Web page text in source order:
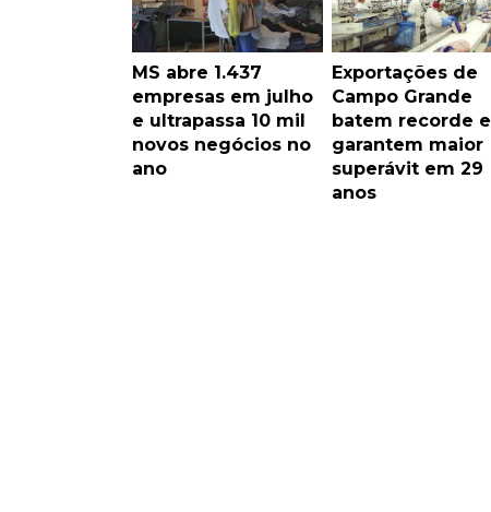
MS abre 1.437
empresas em julho
e ultrapassa 10 mil
novos negócios no
ano
Exportações de
Campo Grande
batem recorde e
garantem maior
superávit em 29
anos